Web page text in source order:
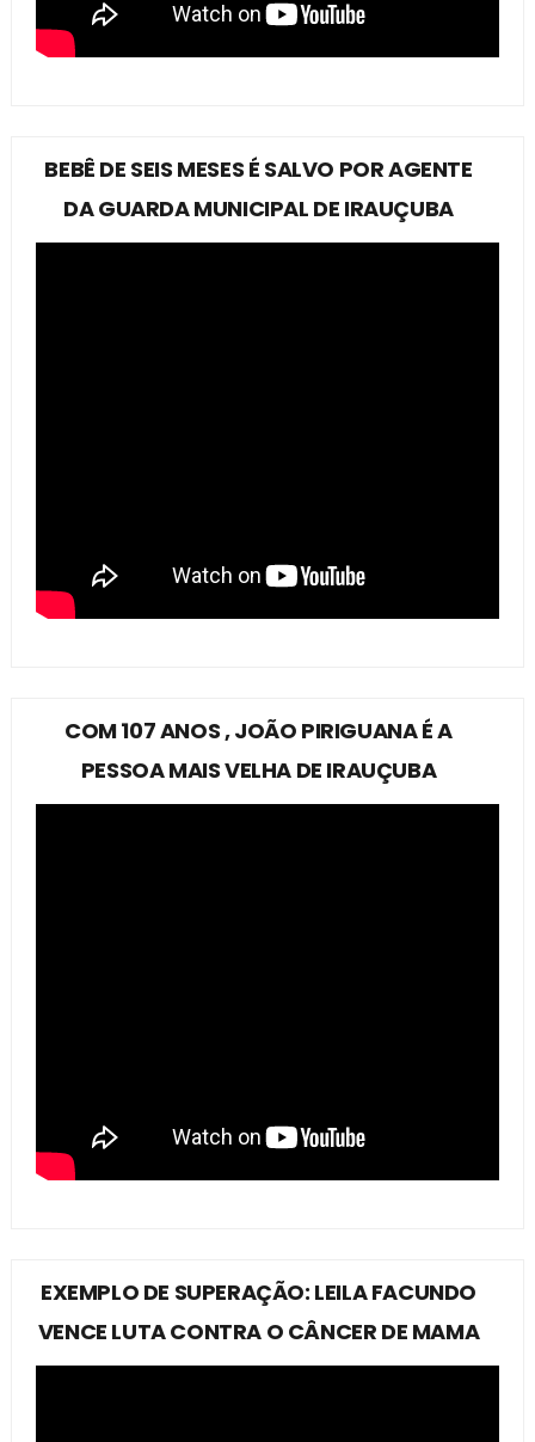
BEBÊ DE SEIS MESES É SALVO POR AGENTE
DA GUARDA MUNICIPAL DE IRAUÇUBA
COM 107 ANOS , JOÃO PIRIGUANA É A
PESSOA MAIS VELHA DE IRAUÇUBA
EXEMPLO DE SUPERAÇÃO: LEILA FACUNDO
VENCE LUTA CONTRA O CÂNCER DE MAMA